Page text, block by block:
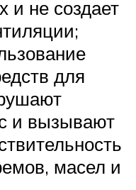
и не создает
для
и вызывают
масел и